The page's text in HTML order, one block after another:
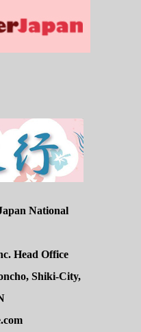
National
Head Office
Shiki-City,